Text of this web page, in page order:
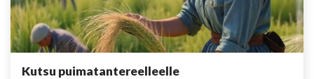
Kutsu puimatantereelleelle